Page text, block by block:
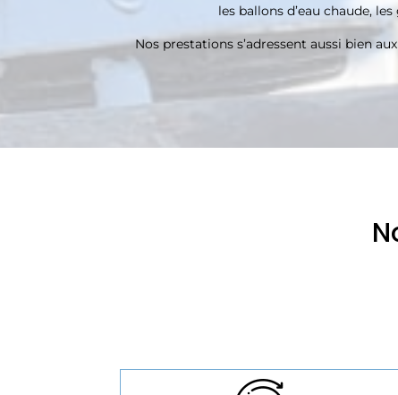
les ballons d’eau chaude,
Nos prestations s’adressent aussi bien